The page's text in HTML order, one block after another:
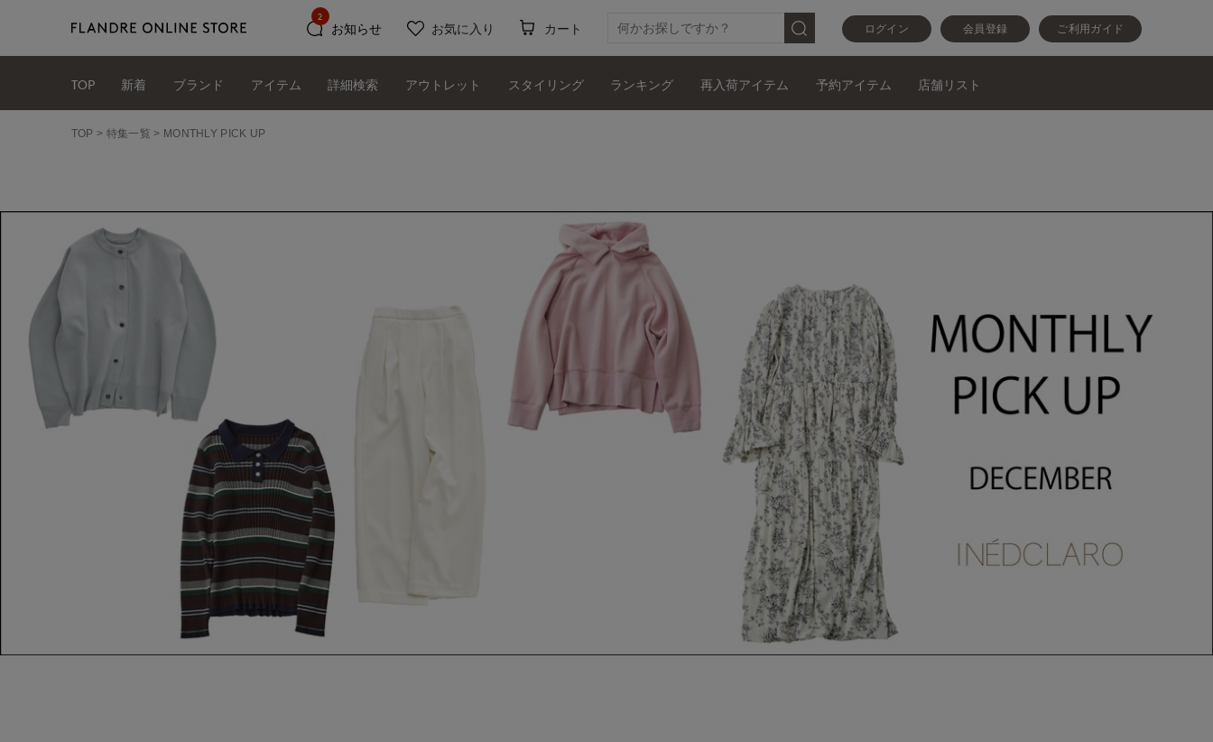
ログイン 会員登録 ご利用ガイド
お知らせ
2
お気に入り カート
TOP 新着 ブランド アイテム 詳細検索 アウトレット スタイリング ランキング 再入荷アイテム 予約アイテム 店舗リスト
TOP 特集一覧 MONTHLY PICK UP